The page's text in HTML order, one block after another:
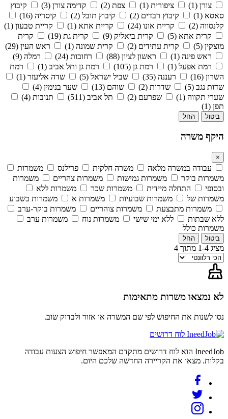
צורן (1)
ציפורית (1) צפת (2) קדימה צורן (3)
קיבוץ
סאסא (1)
קיבוץ רבדים (2) קיבוץ תובל (2)
קיסריה (16)
קלנסווה (2)
קריית אונו (24) קריית אתא (1)
קריית טבעון (1)
קרית אתא (5)
קרית ביאליק (9) קרית גת (19)
קרית
מוצקין (5)
קרית עתידים (2) קרית שמונה (1)
ראש העין (29)
ראש פינה (1)
ראשון לציון (88) רחובות (24)
רמלה (9)
רמת אפעל (1)
רמת גן (105) רמת גן ותל אביב (1)
רמת
השרון (16)
רעננה (35) שביל ישראל (5)
שדה אליעזר (1)
שדות נגב (5)
שדרות (2) שוהם (13)
שער בנימין (4)
שערי תקווה (1)
שפרעם (2) תל אביב (511)
תנובות (4)
תפן (1)
ביטול החל
היקף משרה
×
עבודה במשרה מלאה משרה חלקית פרילנס
משמרות
משמרות בוקר
משמרות גמישות משמרות צהריים
משמרות
ובסופי
התחלה מיידית משמרות שכר
משמרות ללא
משמרות של
משמרות שבועיות משמרות א
משמרות בשבוע
משמרות מתבצעת
משמרות צוהריים
משמרות בוקר-ערב
ללא שבתות
ללא ימי שישי משמרות נוח
משמרות ערב
משמרות כולל
ביטול החל
מציג 1-4 מתוך 4
לא נמצאו משרות מתאימות
נסו לשנות את החיפוש לפי שם המשרה או אזור ולבדוק שוב.
לוח דרושים
IneedJob הוא לוח דרושים מתקדם המאפשר חיפוש הצעות עבודה
בקלות. מצאו את הקריירה החדשה שלכם היום.